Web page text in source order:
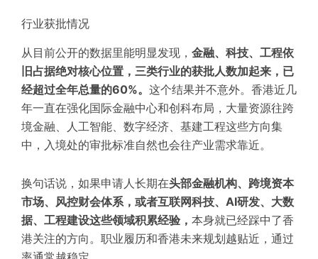
行业获批情况
从目前公开的数据里能明显发现， 金融、科技、工程依
旧占据绝对核心位置，三类行业的获批人数加起来，已
经超过全年总量的60%。 这个结果并不意外。香港近几
年一直在强化国际金融中心和创科布局，大量资源往跨
境金融、人工智能、数字经济、基建工程这些方向集
中，入境处的审批标准自然也会往产业需求靠近。
换句话说，如果申请人长期在头部金融机构、跨境资本
市场、风控财会体系，或者互联网科技、AI研发、大数
据、工程建设这些领域积累经验， 本身就已经踩中了香
港关注的方向。职业履历和香港未来规划越贴近，通过